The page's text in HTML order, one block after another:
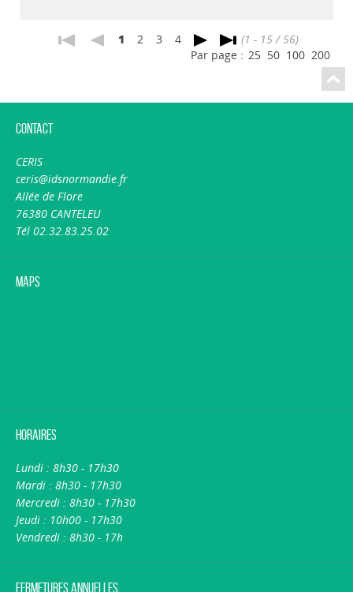
1 2 3 4
(1 - 15 / 56)
Par page : 25 50 100 200
Contact
CERIS
ceris@idsnormandie.fr
Allée de Flore
76380 CANTELEU
Tél 02.32.83.25.02
Maps
Horaires
Lundi : 8h30 - 17h30
Mardi : 8h30 - 17h30
Mercredi : 8h30 - 17h30
Jeudi : 10h00 - 17h30
Vendredi : 8h30 - 17h
Fermetures annuelles